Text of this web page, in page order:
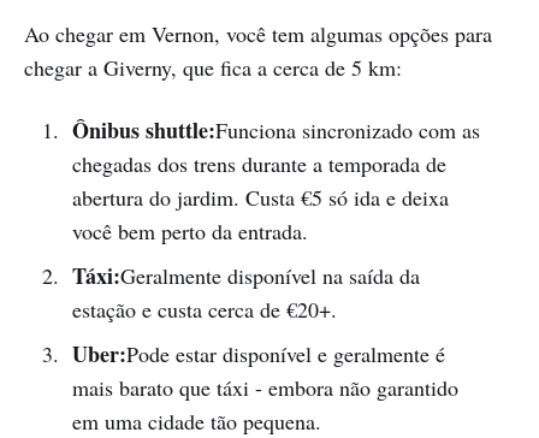
Ao chegar em Vernon, você tem algumas opções para
chegar a Giverny, que fica a cerca de 5 km:
Ônibus shuttle:Funciona sincronizado com as
chegadas dos trens durante a temporada de
abertura do jardim. Custa €5 só ida e deixa
você bem perto da entrada.
Táxi:Geralmente disponível na saída da
estação e custa cerca de €20+.
Uber:Pode estar disponível e geralmente é
mais barato que táxi - embora não garantido
em uma cidade tão pequena.